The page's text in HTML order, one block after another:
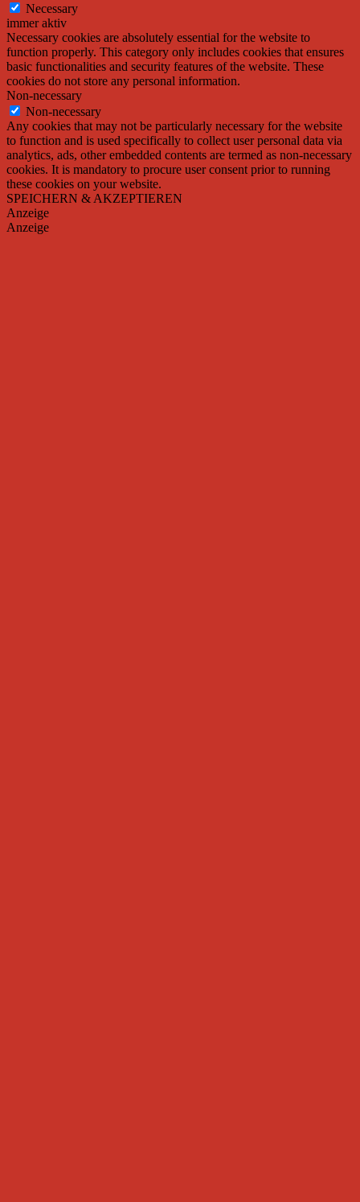
Necessary
immer aktiv
Necessary cookies are absolutely essential for the website to
function properly. This category only includes cookies that ensures
basic functionalities and security features of the website. These
cookies do not store any personal information.
Non-necessary
Non-necessary
Any cookies that may not be particularly necessary for the website
to function and is used specifically to collect user personal data via
analytics, ads, other embedded contents are termed as non-necessary
cookies. It is mandatory to procure user consent prior to running
these cookies on your website.
SPEICHERN & AKZEPTIEREN
Anzeige
Anzeige